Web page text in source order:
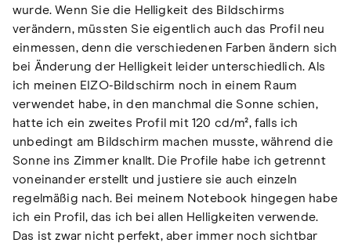
wurde. Wenn Sie die Helligkeit des Bildschirms
verändern, müssten Sie eigentlich auch das Profil neu
einmessen, denn die verschiedenen Farben ändern sich
bei Änderung der Helligkeit leider unterschiedlich. Als
ich meinen EIZO-Bildschirm noch in einem Raum
verwendet habe, in den manchmal die Sonne schien,
hatte ich ein zweites Profil mit 120 cd/m², falls ich
unbedingt am Bildschirm machen musste, während die
Sonne ins Zimmer knallt. Die Profile habe ich getrennt
voneinander erstellt und justiere sie auch einzeln
regelmäßig nach. Bei meinem Notebook hingegen habe
ich ein Profil, das ich bei allen Helligkeiten verwende.
Das ist zwar nicht perfekt, aber immer noch sichtbar